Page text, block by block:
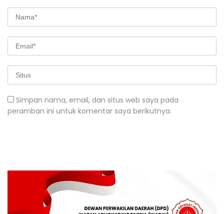
Simpan nama, email, dan situs web saya pada
peramban ini untuk komentar saya berikutnya.